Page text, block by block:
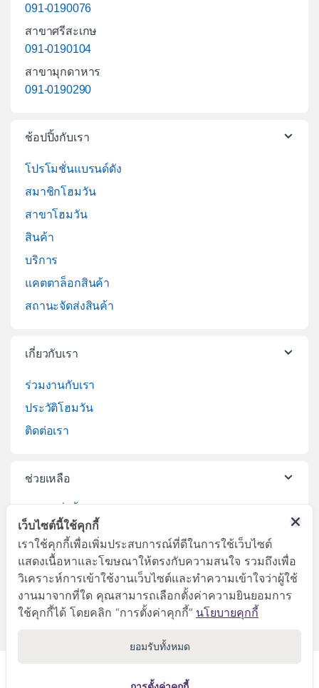
091-0190076
สาขาศรีสะเกษ
091-0190104
สาขามุกดาหาร
091-0190290
ช้อปปิ้งกับเรา
โปรโมชั่นแบรนด์ดัง
สมาชิกโฮมวัน
สาขาโฮมวัน
สินค้า
บริการ
แคตตาล็อกสินค้า
สถานะจัดส่งสินค้า
เกี่ยวกับเรา
ร่วมงานกับเรา
ประวัติโฮมวัน
ติดต่อเรา
ช่วยเหลือ
บริการจัดส่งสินค้า
เปลี่ยนคืนสินค้า
เว็บไซต์นี้ใช้คุกกี้
เราใช้คุกกี้เพื่อเพิ่มประสบการณ์ที่ดีในการใช้เว็บไซต์
แสดงเนื้อหาและโฆษณาให้ตรงกับความสนใจ รวมถึงเพื่อ
วิเคราะห์การเข้าใช้งานเว็บไซต์และทำความเข้าใจว่าผู้ใช้
งานมาจากที่ใด คุณสามารถเลือกตั้งค่าความยินยอมการ
ใช้คุกกี้ได้ โดยคลิก “การตั้งค่าคุกกี้” นโยบายคุกกี้
ยอมรับทั้งหมด